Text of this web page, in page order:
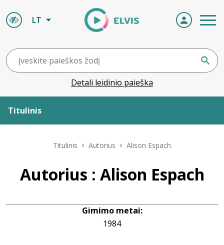
LT
Detali leidinio paieška
Titulinis
Leidiniai
Titulinis Autorius Alison Espach
Autorius : Alison Espach
Gimimo metai:
1984